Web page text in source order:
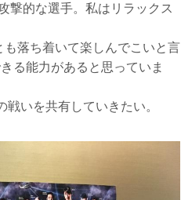
撃的な選手。私はリラックス
落ち着いて楽しんでこいと言
る能力があると思っていま
いを共有していきたい。